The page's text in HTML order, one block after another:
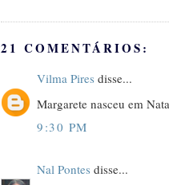
21 COMENTÁRIOS:
Vilma Pires disse...
Margarete nasceu em
9:30 PM
Nal Pontes disse...